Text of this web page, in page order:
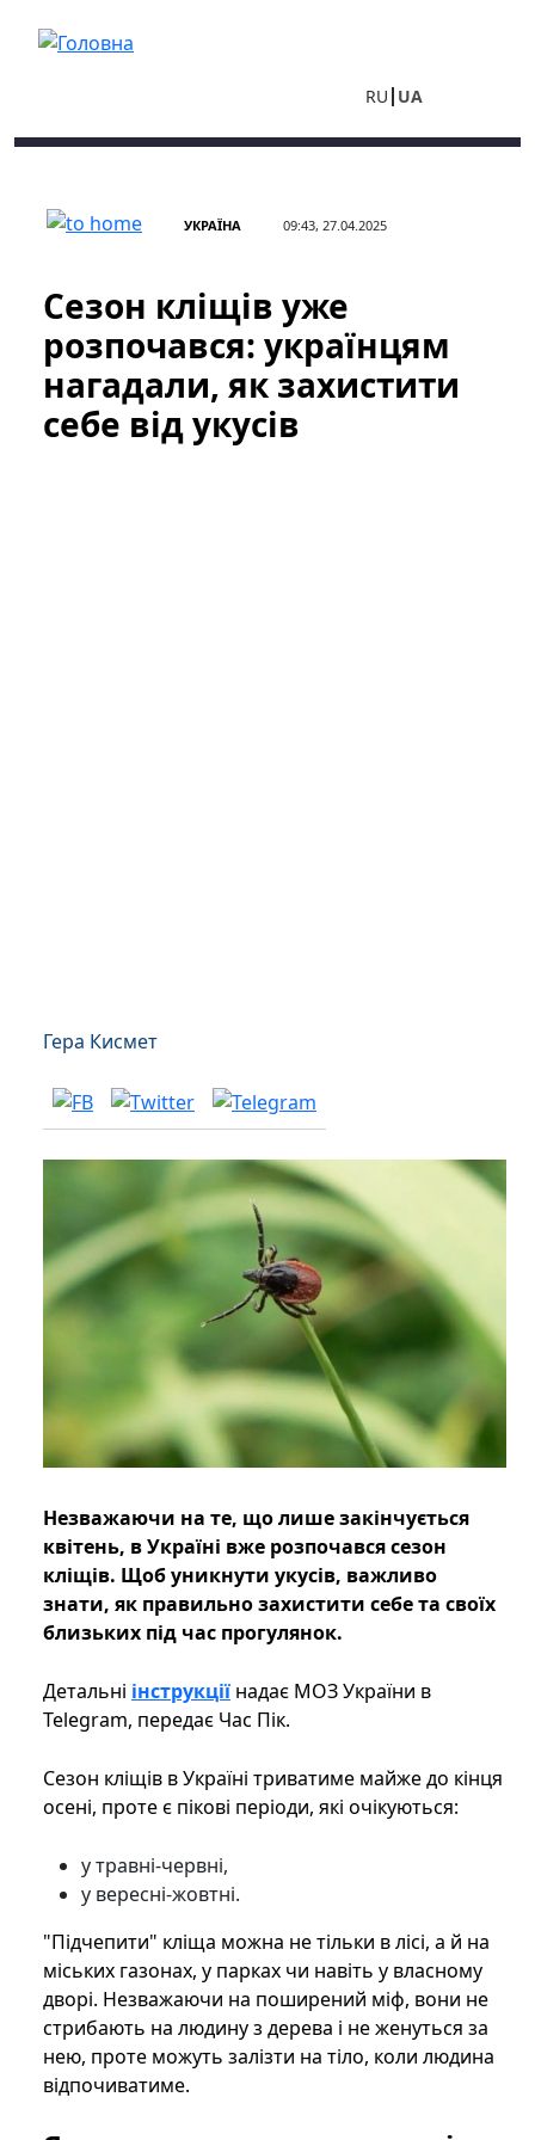
RU UA
УКРАЇНА 09:43, 27.04.2025
Сезон кліщів уже
розпочався: українцям
нагадали, як захистити
себе від укусів
Гера Кисмет
Незважаючи на те, що лише закінчується
квітень, в Україні вже розпочався сезон
кліщів. Щоб уникнути укусів, важливо
знати, як правильно захистити себе та своїх
близьких під час прогулянок.
Детальні інструкції надає МОЗ України в
Telegram, передає Час Пік.
Сезон кліщів в Україні триватиме майже до кінця
осені, проте є пікові періоди, які очікуються:
у травні-червні,
у вересні-жовтні.
"Підчепити" кліща можна не тільки в лісі, а й на
міських газонах, у парках чи навіть у власному
дворі. Незважаючи на поширений міф, вони не
стрибають на людину з дерева і не женуться за
нею, проте можуть залізти на тіло, коли людина
відпочиватиме.